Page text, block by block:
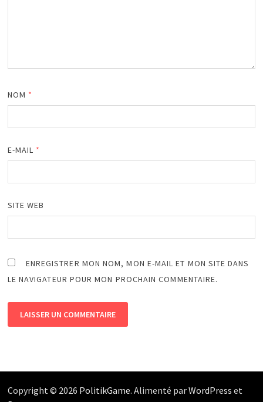
NOM *
E-MAIL *
SITE WEB
ENREGISTRER MON NOM, MON E-MAIL ET MON SITE DANS
LE NAVIGATEUR POUR MON PROCHAIN COMMENTAIRE.
Copyright © 2026 PolitikGame. Alimenté parWordPress et